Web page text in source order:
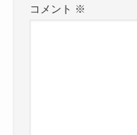
コメント ※